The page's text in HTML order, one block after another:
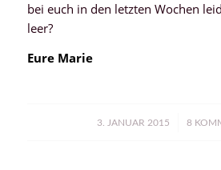
bei euch in den letzten Wochen
leer?
Eure Marie
3. JANUAR 2015
/ 8